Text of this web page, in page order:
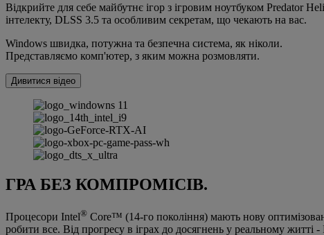
Відкрийте для себе майбутнє ігор з ігровим ноутбуком Predator
інтелекту, DLSS 3.5 та особливим секретам, що чекають на вас.
Windows швидка, потужна та безпечна система, як ніколи.
Представляємо комп'ютер, з яким можна розмовляти.
Дивитися відео
ГРА БЕЗ КОМПРОМІСІВ.
Процесори Intel® Core™ (14-го покоління) мають нову
робити все. Від прогресу в іграх до досягнень у реальному житті